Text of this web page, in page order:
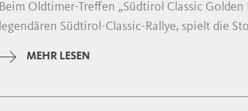
Beim Oldtimer-Treffen „Südtirol Classic
legendären Südtirol-Classic-Rallye, spielt die
MEHR LESEN